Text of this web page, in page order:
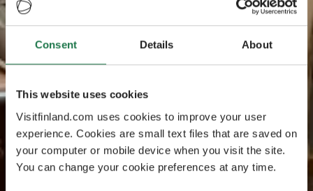
Consent Details About
This website uses cookies
Visitfinland.com uses cookies to improve your user
experience. Cookies are small text files that are saved on
your computer or mobile device when you visit the site.
You can change your cookie preferences at any time.